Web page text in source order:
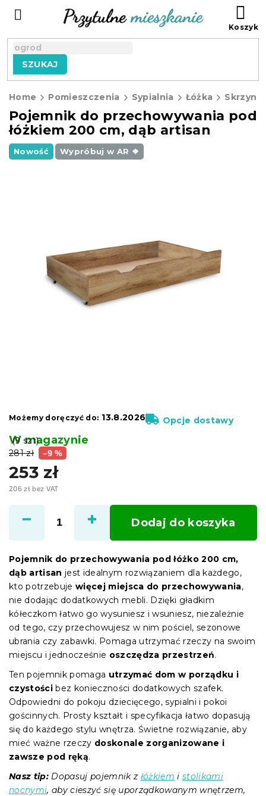
SZUKAJ
Home Pomieszczenia Sypialnia Łóżka
Pojemnik do przechowywania pod
łóżkiem 200 cm, dąb artisan
Nowość Wypróbuj w AR ❖
281 zł –9 %
253 zł
206 zł bez VAT
jednostkowa:
W magazynie
(9 szt)
Możemy doręczyć do: 13.8.2026 Opcje dostawy
Dodaj do koszyka
Pojemnik do przechowywania pod łóżko 200 cm,
dąb artisan jest idealnym rozwiązaniem dla każdego,
kto potrzebujewięcej miejsca do przechowywania,
nie dodając dodatkowych mebli. Dzięki gładkim
kółeczkom łatwo go wysuniesz i wsuniesz, niezależnie
od tego, czy przechowujesz w nim pościel, sezonowe
ubrania czy zabawki. Pomaga utrzymać rzeczy na swoim
miejscu i jednocześnie oszczędza przestrzeń.
Ten pojemnik pomaga utrzymać dom w porządku i
czystości bez konieczności dodatkowych szafek.
Odpowiedni do pokoju dziecięcego, sypialni i pokoi
gościnnych. Prosty kształt i specyfikacja łatwo dopasują
się do każdego stylu wnętrza. Świetne rozwiązanie, aby
mieć ważne rzeczy doskonale zorganizowane i
zawsze pod ręką.
Nasz tip: Dopasuj pojemnik z łóżkiem istolikami
nocnymi, aby cieszyć się uporządkowanym wnętrzem,